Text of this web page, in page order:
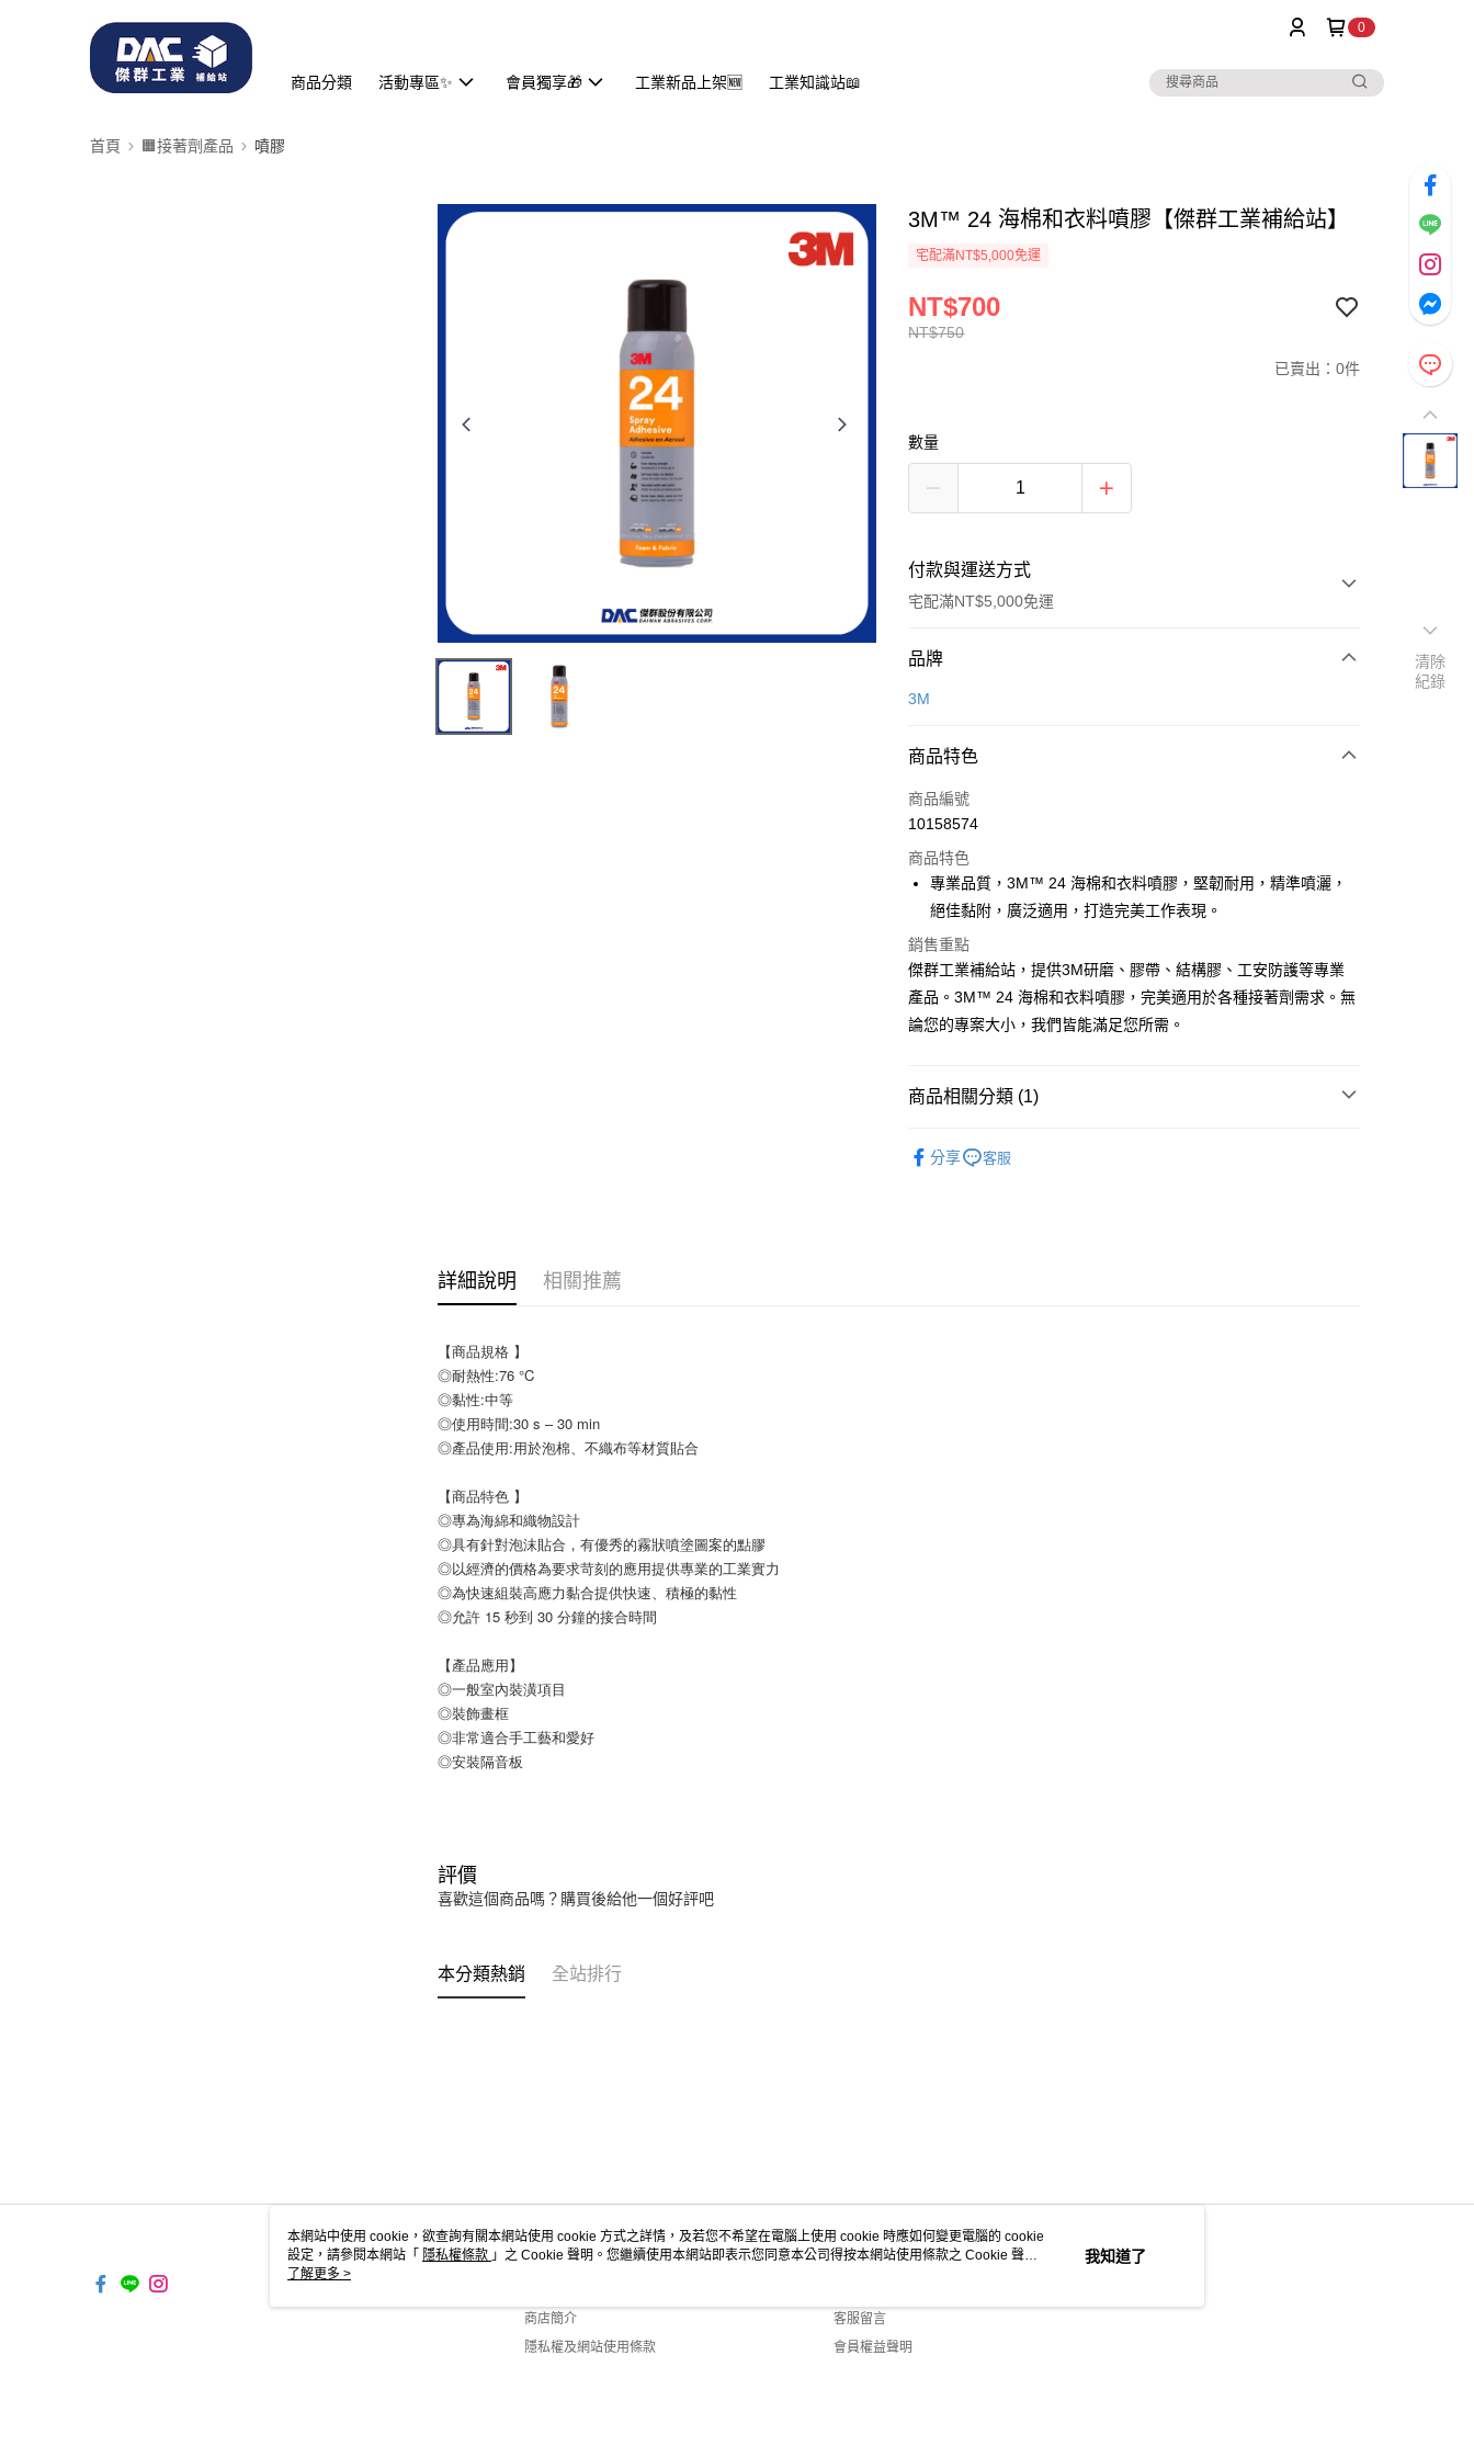
0
商品分類 活動專區✨ 會員獨享🎁 工業新品上架🆕 工業知識站📖
首頁 🟧接著劑產品 噴膠
3M™ 24 海棉和衣料噴膠【傑群工業補給站】
宅配滿NT$5,000免運
NT$750
NT$700
已賣出：0件
數量
付款與運送方式
宅配滿NT$5,000免運
付款方式
信用卡一次付款
Apple Pay
街口支付
悠遊付
全盈+PAY
每筆NT$60
品牌
3M
商品特色
商品編號
10158574
商品特色
專業品質，3M™ 24 海棉和衣料噴膠，堅韌耐用，精準噴灑，
絕佳黏附，廣泛適用，打造完美工作表現。
銷售重點
傑群工業補給站，提供3M研磨、膠帶、結構膠、工安防護等專業
產品。3M™ 24 海棉和衣料噴膠，完美適用於各種接著劑需求。無
論您的專案大小，我們皆能滿足您所需。
商品相關分類 (1)
分享
客服
詳細說明 相關推薦
【商品規格 】
◎耐熱性:76 °C
◎黏性:中等
◎使用時間:30 s – 30 min
◎產品使用:用於泡棉、不織布等材質貼合
【商品特色 】
◎專為海綿和織物設計
◎具有針對泡沫貼合，有優秀的霧狀噴塗圖案的點膠
◎以經濟的價格為要求苛刻的應用提供專業的工業實力
◎為快速組裝高應力黏合提供快速、積極的黏性
◎允許 15 秒到 30 分鐘的接合時間
【產品應用】
◎一般室內裝潢項目
◎裝飾畫框
◎非常適合手工藝和愛好
◎安裝隔音板
評價
喜歡這個商品嗎？購買後給他一個好評吧
本分類熱銷 全站排行
關於我們
商店簡介
隱私權及網站使用條款
客服資訊
客服留言
會員權益聲明
清除
紀錄
本網站中使用 cookie，欲查詢有關本網站使用 cookie 方式之詳情，及若您不希望在電腦上使用 cookie 時應如何變更電腦的 cookie
設定，請參閱本網站「 隱私權條款 」之 Cookie 聲明。您繼續使用本網站即表示您同意本公司得按本網站使用條款之 Cookie 聲明
使用 cookie。
了解更多 >
我知道了